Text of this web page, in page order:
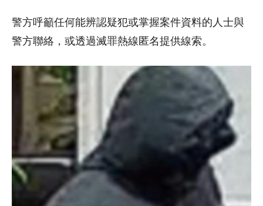
警方呼籲任何能辨認疑犯或掌握案件資料的人士與
警方聯絡，或透過滅罪熱線匿名提供線索。